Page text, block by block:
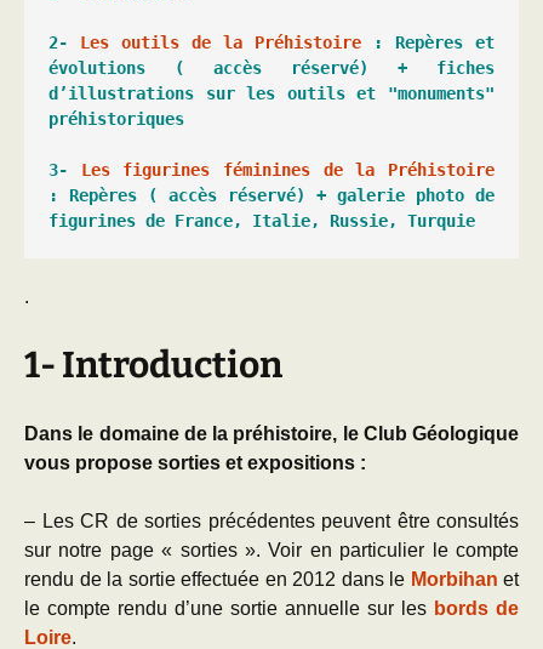
2- Les outils de la Préhistoire : Repères et
évolutions ( accès réservé) + fiches
d’illustrations sur les outils et "monuments"
3- Les figurines féminines de la Préhistoire
: Repères ( accès réservé) + galerie photo de
figurines de France, Italie, Russie, Turquie
.
1- Introduction
Dans le domaine de la préhistoire, le Club Géologique
vous propose sorties et expositions :
– Les CR de sorties précédentes peuvent être consultés
sur notre page « sorties ». Voir en particulier le compte
rendu de la sortie effectuée en 2012 dans le Morbihan et
le compte rendu d’une sortie annuelle sur les bords de
Loire.